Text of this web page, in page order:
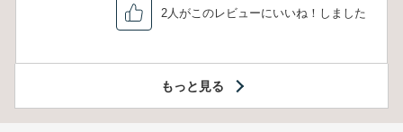
2人がこのレビューにいいね！しました
もっと見る